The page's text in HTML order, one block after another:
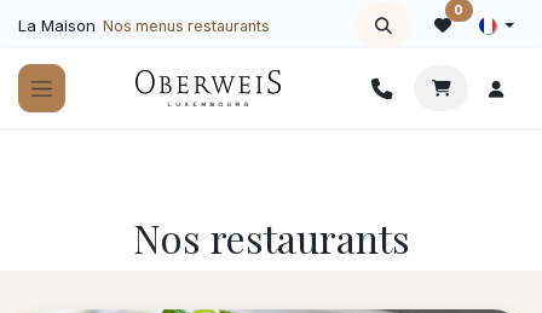
La Maison Nos menus restaurants
0
Nos restaurants